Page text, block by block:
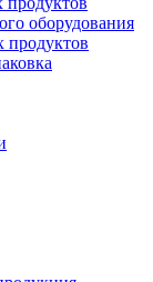
оборудования
продуктов